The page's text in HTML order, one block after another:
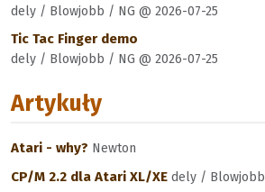
dely / Blowjobb / NG @ 2026-07-25
Tic Tac Finger demo
dely / Blowjobb / NG @ 2026-07-25
Artykuły
Atari - why? Newton
CP/M 2.2 dla Atari XL/XE dely / Blowjobb